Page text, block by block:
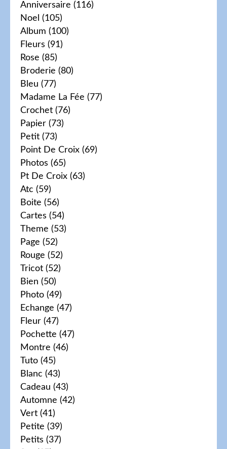
Anniversaire (116)
Noel (105)
Album (100)
Fleurs (91)
Rose (85)
Broderie (80)
Bleu (77)
Madame La Fée (77)
Crochet (76)
Papier (73)
Petit (73)
Point De Croix (69)
Photos (65)
Pt De Croix (63)
Atc (59)
Boite (56)
Cartes (54)
Theme (53)
Page (52)
Rouge (52)
Tricot (52)
Bien (50)
Photo (49)
Echange (47)
Fleur (47)
Pochette (47)
Montre (46)
Tuto (45)
Blanc (43)
Cadeau (43)
Automne (42)
Vert (41)
Petite (39)
Petits (37)